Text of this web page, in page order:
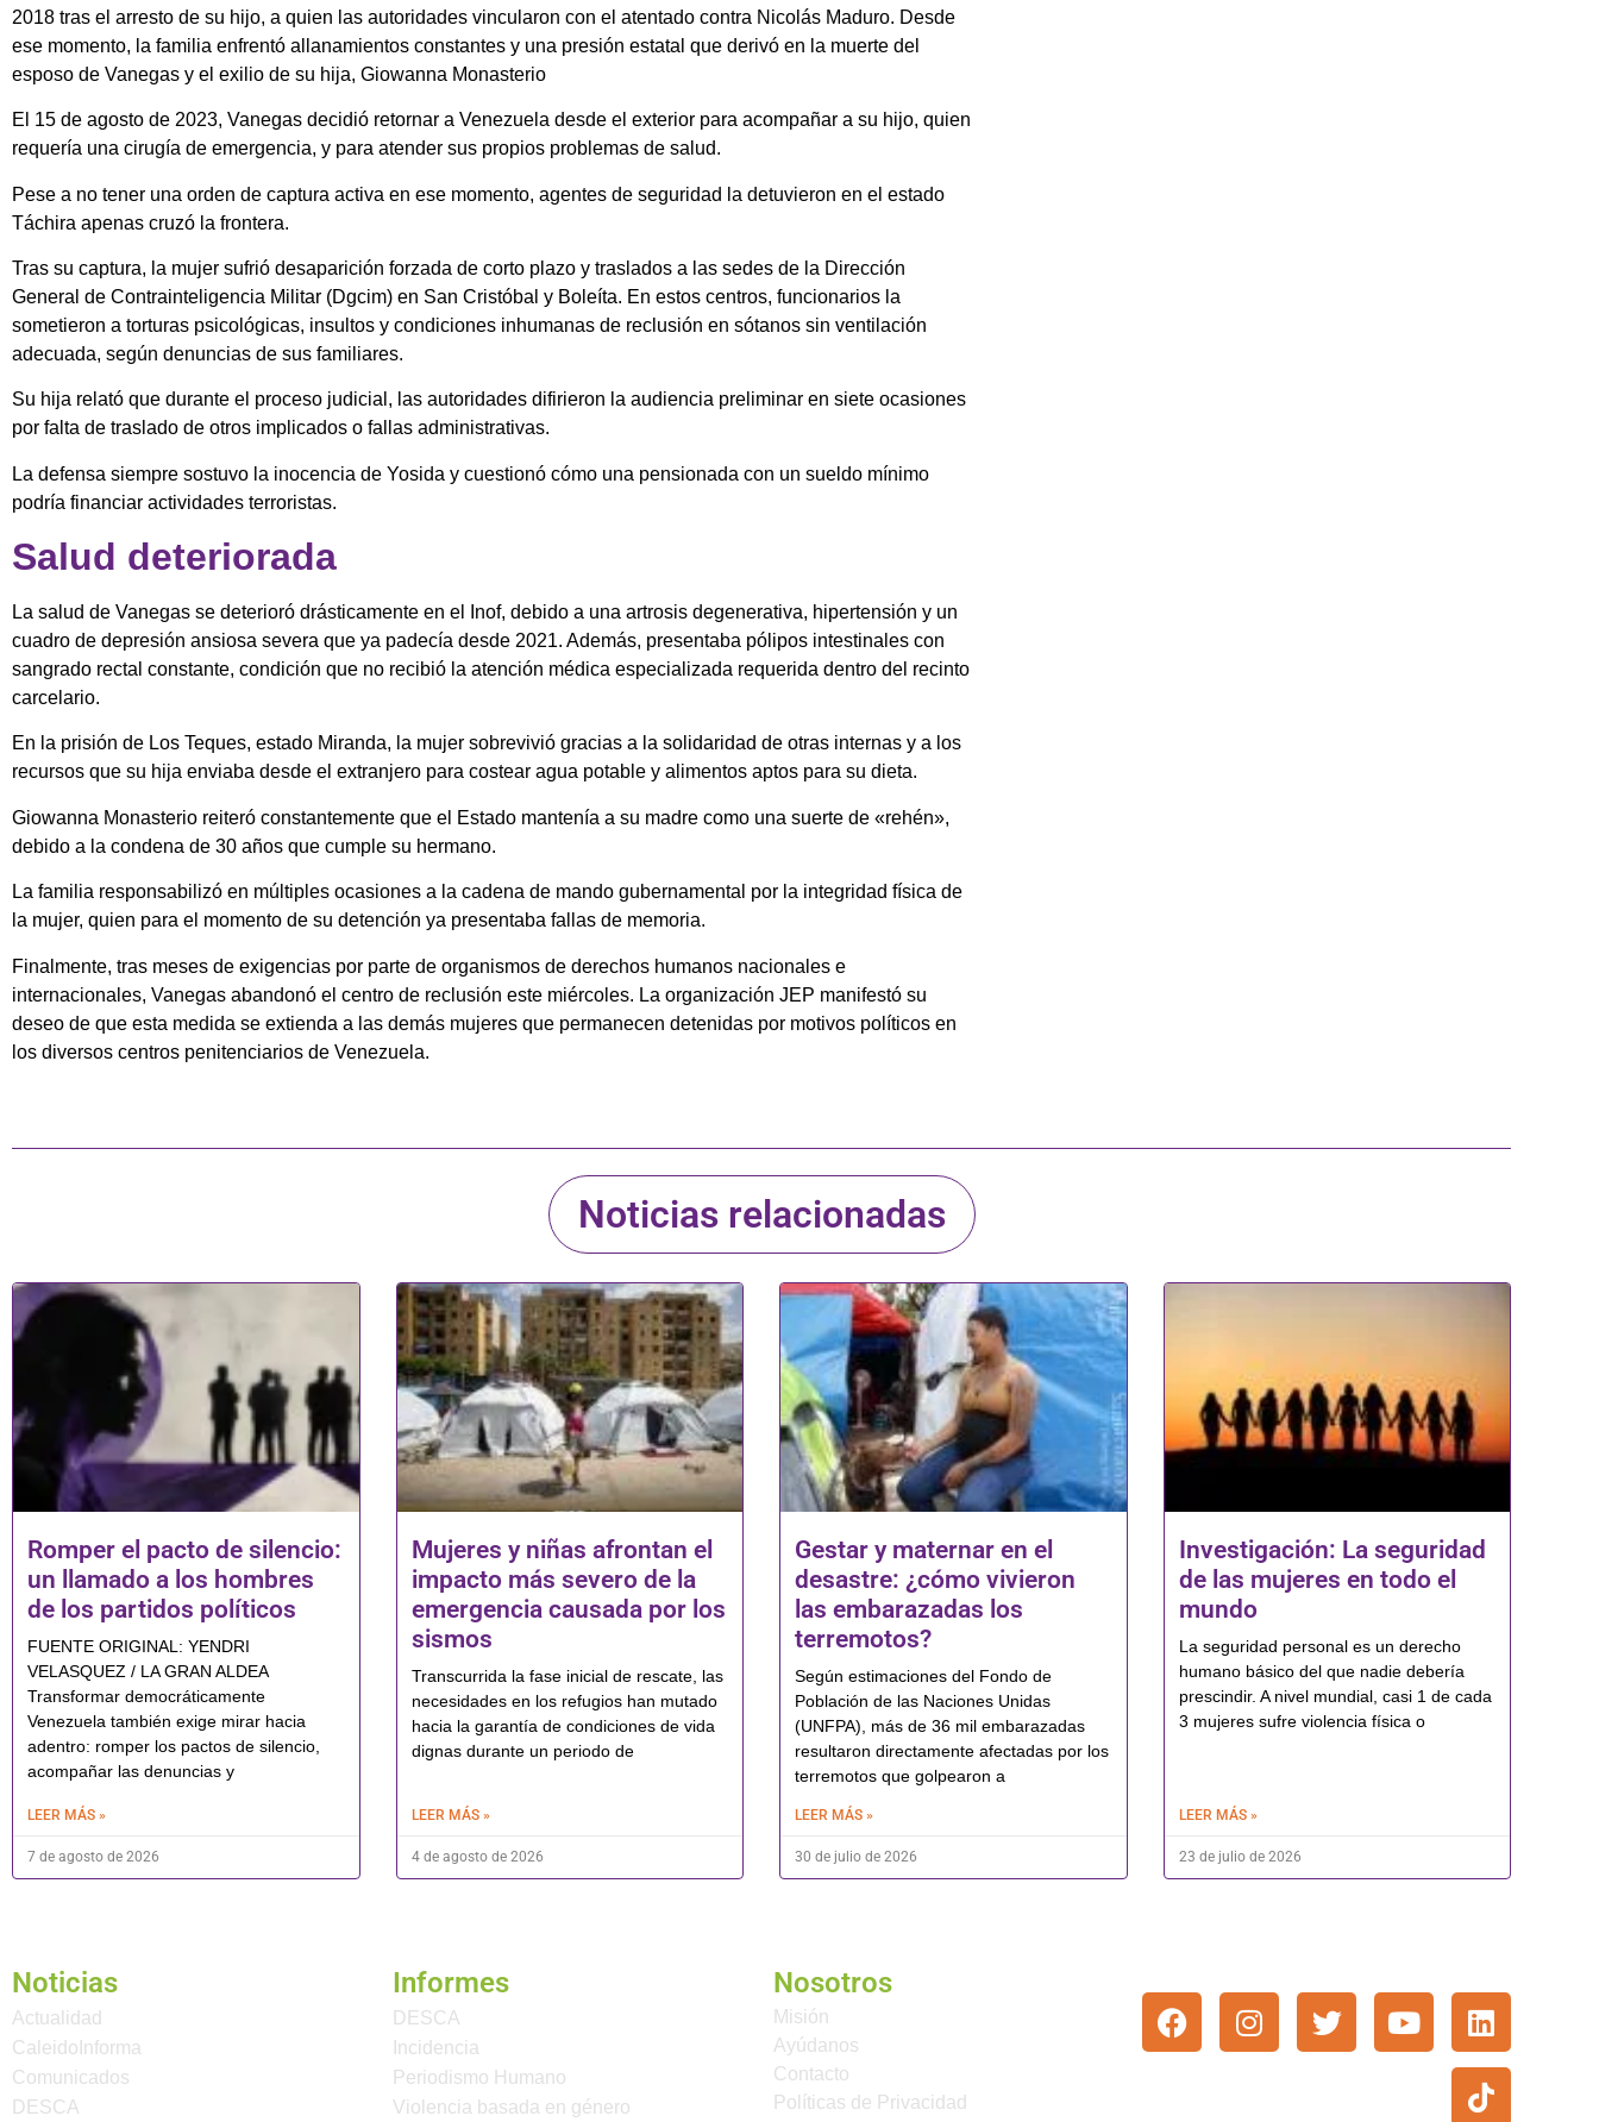
2018 tras el arresto de su hijo, a quien las autoridades vincularon con el atentado contra Nicolás Maduro. Desde
ese momento, la familia enfrentó allanamientos constantes y una presión estatal que derivó en la muerte del
esposo de Vanegas y el exilio de su hija, Giowanna Monasterio
El 15 de agosto de 2023, Vanegas decidió retornar a Venezuela desde el exterior para acompañar a su hijo, quien
requería una cirugía de emergencia, y para atender sus propios problemas de salud.
Pese a no tener una orden de captura activa en ese momento, agentes de seguridad la detuvieron en el estado
Táchira apenas cruzó la frontera.
Tras su captura, la mujer sufrió desaparición forzada de corto plazo y traslados a las sedes de la Dirección
General de Contrainteligencia Militar (Dgcim) en San Cristóbal y Boleíta. En estos centros, funcionarios la
sometieron a torturas psicológicas, insultos y condiciones inhumanas de reclusión en sótanos sin ventilación
adecuada, según denuncias de sus familiares.
Su hija relató que durante el proceso judicial, las autoridades difirieron la audiencia preliminar en siete ocasiones
por falta de traslado de otros implicados o fallas administrativas.
La defensa siempre sostuvo la inocencia de Yosida y cuestionó cómo una pensionada con un sueldo mínimo
podría financiar actividades terroristas.
Salud deteriorada
La salud de Vanegas se deterioró drásticamente en el Inof, debido a una artrosis degenerativa, hipertensión y un
cuadro de depresión ansiosa severa que ya padecía desde 2021. Además, presentaba pólipos intestinales con
sangrado rectal constante, condición que no recibió la atención médica especializada requerida dentro del recinto
carcelario.
En la prisión de Los Teques, estado Miranda, la mujer sobrevivió gracias a la solidaridad de otras internas y a los
recursos que su hija enviaba desde el extranjero para costear agua potable y alimentos aptos para su dieta.
Giowanna Monasterio reiteró constantemente que el Estado mantenía a su madre como una suerte de «rehén»,
debido a la condena de 30 años que cumple su hermano.
La familia responsabilizó en múltiples ocasiones a la cadena de mando gubernamental por la integridad física de
la mujer, quien para el momento de su detención ya presentaba fallas de memoria.
Finalmente, tras meses de exigencias por parte de organismos de derechos humanos nacionales e
internacionales, Vanegas abandonó el centro de reclusión este miércoles. La organización JEP manifestó su
deseo de que esta medida se extienda a las demás mujeres que permanecen detenidas por motivos políticos en
los diversos centros penitenciarios de Venezuela.
Noticias relacionadas
Romper el pacto de silencio:
un llamado a los hombres
de los partidos políticos
FUENTE ORIGINAL: YENDRI
VELASQUEZ / LA GRAN ALDEA
Transformar democráticamente
Venezuela también exige mirar hacia
adentro: romper los pactos de silencio,
acompañar las denuncias y
LEER MÁS »
7 de agosto de 2026
Mujeres y niñas afrontan el
impacto más severo de la
emergencia causada por los
sismos
Transcurrida la fase inicial de rescate, las
necesidades en los refugios han mutado
hacia la garantía de condiciones de vida
dignas durante un periodo de
LEER MÁS »
4 de agosto de 2026
Gestar y maternar en el
desastre: ¿cómo vivieron
las embarazadas los
terremotos?
Según estimaciones del Fondo de
Población de las Naciones Unidas
(UNFPA), más de 36 mil embarazadas
resultaron directamente afectadas por los
terremotos que golpearon a
LEER MÁS »
30 de julio de 2026
Investigación: La seguridad
de las mujeres en todo el
mundo
La seguridad personal es un derecho
humano básico del que nadie debería
prescindir. A nivel mundial, casi 1 de cada
3 mujeres sufre violencia física o
LEER MÁS »
23 de julio de 2026
Noticias
Actualidad
CaleidoInforma
Comunicados
DESCA
Informes
DESCA
Incidencia
Periodismo Humano
Violencia basada en género
Nosotros
Misión
Ayúdanos
Contacto
Políticas de Privacidad